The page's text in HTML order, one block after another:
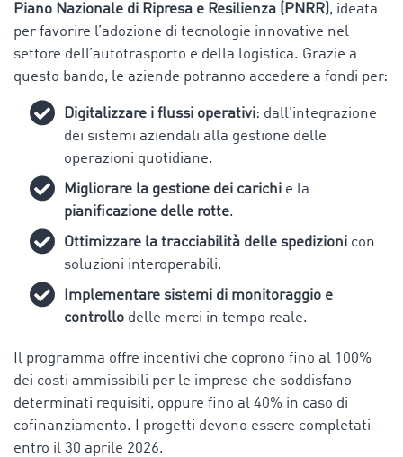
Piano Nazionale di Ripresa e Resilienza (PNRR), ideata
per favorire l’adozione di tecnologie innovative nel
settore dell’autotrasporto e della logistica. Grazie a
questo bando, le aziende potranno accedere a fondi per:
Digitalizzare i flussi operativi: dall'integrazione
dei sistemi aziendali alla gestione delle
operazioni quotidiane.
Migliorare la gestione dei carichi e la
pianificazione delle rotte.
Ottimizzare la tracciabilità delle spedizioni con
soluzioni interoperabili.
Implementare sistemi di monitoraggio e
controllo delle merci in tempo reale.
Il programma offre incentivi che coprono fino al 100%
dei costi ammissibili per le imprese che soddisfano
determinati requisiti, oppure fino al 40% in caso di
cofinanziamento. I progetti devono essere completati
entro il 30 aprile 2026.